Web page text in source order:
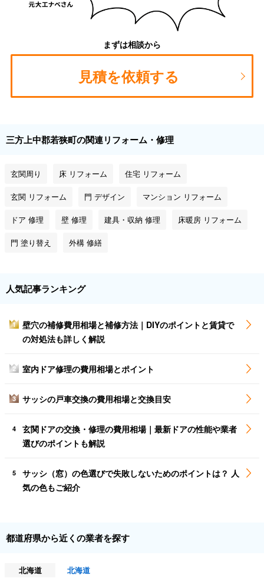
まずは相談から
見積を依頼する
三方上中郡若狭町の関連リフォーム・修理
玄関周り 床 リフォーム 住宅 リフォーム
玄関 リフォーム 門 デザイン マンション リフォーム
ドア 修理 壁 修理 建具・収納 修理 床暖房 リフォーム
門 塗り替え 外構 修繕
人気記事ランキング
1
壁穴の補修費用相場と補修方法｜DIYのポイントと賃貸で
の対処法も詳しく解説
2 室内ドア修理の費用相場とポイント
3 サッシの戸車交換の費用相場と交換目安
4
玄関ドアの交換・修理の費用相場｜最新ドアの性能や業者
選びのポイントも解説
5
サッシ（窓）の色選びで失敗しないためのポイントは？ 人
気の色もご紹介
都道府県から近くの業者を探す
北海道
北海道